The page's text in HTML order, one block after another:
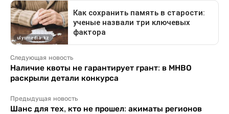
Следующая новость
Наличие квоты не гарантирует грант: в МНВО
раскрыли детали конкурса
Предыдущая новость
Шанс для тех, кто не прошел: акиматы регионов